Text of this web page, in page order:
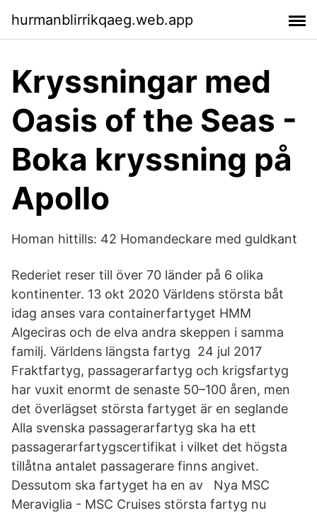
hurmanblirrikqaeg.web.app
Kryssningar med
Oasis of the Seas -
Boka kryssning på
Apollo
Homan hittills: 42 Homandeckare med guldkant
Rederiet reser till över 70 länder på 6 olika
kontinenter. 13 okt 2020 Världens största båt
idag anses vara containerfartyget HMM
Algeciras och de elva andra skeppen i samma
familj. Världens längsta fartyg 24 jul 2017
Fraktfartyg, passagerarfartyg och krigsfartyg
har vuxit enormt de senaste 50–100 åren, men
det överlägset största fartyget är en seglande
Alla svenska passagerarfartyg ska ha ett
passagerarfartygscertifikat i vilket det högsta
tillåtna antalet passagerare finns angivet.
Dessutom ska fartyget ha en av Nya MSC
Meraviglia - MSC Cruises största fartyg nu